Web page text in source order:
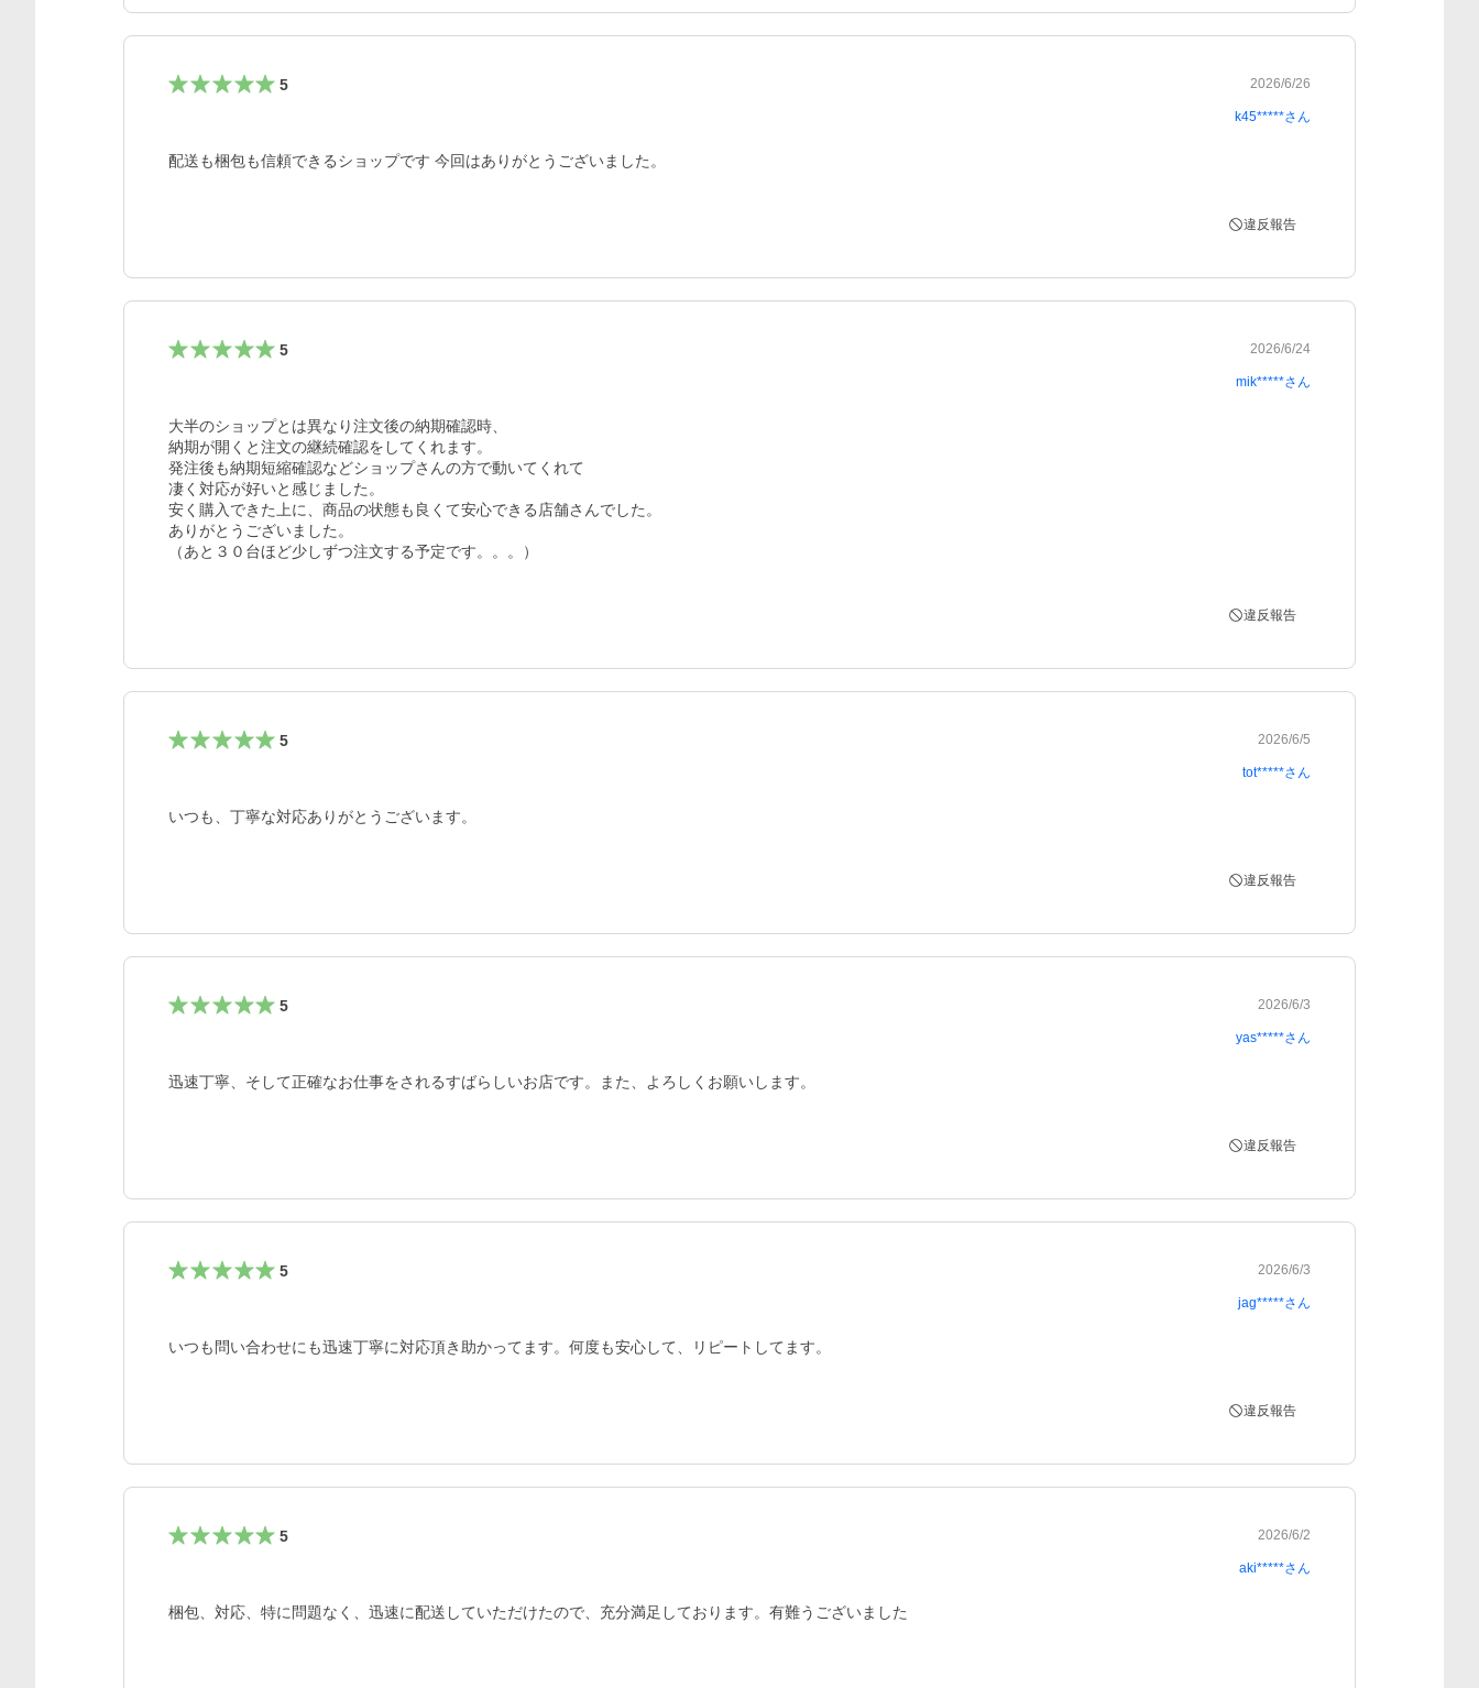
5 2026/6/26
k45*****さん
配送も梱包も信頼できるショップです 今回はありがとうございました。
違反報告
5 2026/6/24
mik*****さん
大半のショップとは異なり注文後の納期確認時、
納期が開くと注文の継続確認をしてくれます。
発注後も納期短縮確認などショップさんの方で動いてくれて
凄く対応が好いと感じました。
安く購入できた上に、商品の状態も良くて安心できる店舗さんでした。
ありがとうございました。
違反報告
5 2026/6/5
tot*****さん
いつも、丁寧な対応ありがとうございます。
違反報告
5 2026/6/3
yas*****さん
迅速丁寧、そして正確なお仕事をされるすばらしいお店です。また、よろしくお願いします。
違反報告
5 2026/6/3
jag*****さん
いつも問い合わせにも迅速丁寧に対応頂き助かってます。何度も安心して、リピートしてます。
違反報告
5 2026/6/2
aki*****さん
梱包、対応、特に問題なく、迅速に配送していただけたので、充分満足しております。有難うございました